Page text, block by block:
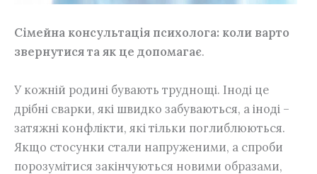
Сімейна консультація психолога: коли варто
звернутися та як це допомагає.
У кожній родині бувають труднощі. Іноді це
дрібні сварки, які швидко забуваються, а іноді –
затяжні конфлікти, які тільки поглиблюються.
Якщо стосунки стали напруженими, а спроби
порозумітися закінчуються новими образами,